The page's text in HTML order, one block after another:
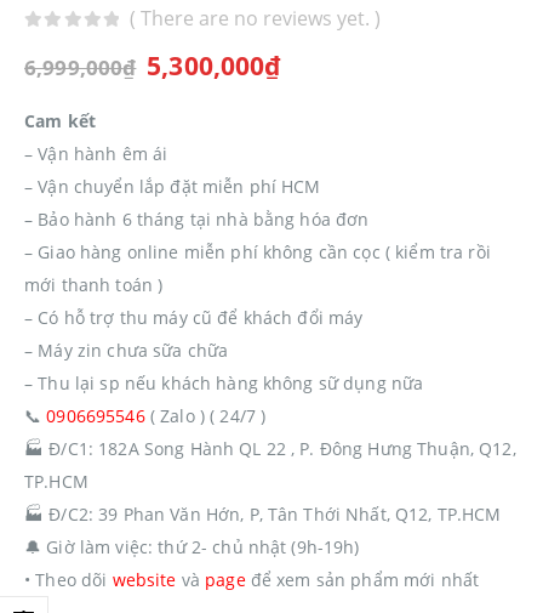
( There are no reviews yet. )
6,999,000₫ 5,300,000₫
Cam kết
– Vận hành êm ái
– Vận chuyển lắp đặt miễn phí HCM
– Bảo hành 6 tháng tại nhà bằng hóa đơn
– Giao hàng online miễn phí không cần cọc ( kiểm tra rồi
mới thanh toán )
– Có hỗ trợ thu máy cũ để khách đổi máy
– Máy zin chưa sữa chữa
– Thu lại sp nếu khách hàng không sữ dụng nữa
📞 0906695546( Zalo ) ( 24/7 )
🏭 Đ/C1: 182A Song Hành QL 22 , P. Đông Hưng Thuận, Q12,
TP.HCM
🏭 Đ/C2: 39 Phan Văn Hớn, P, Tân Thới Nhất, Q12, TP.HCM
🔔 Giờ làm việc: thứ 2- chủ nhật (9h-19h)
• Theo dõi website và pageđể xem sản phẩm mới nhất